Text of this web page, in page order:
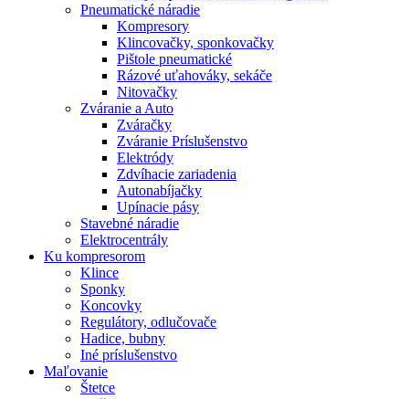
Pneumatické náradie
Kompresory
Klincovačky, sponkovačky
Pištole pneumatické
Rázové uťahováky, sekáče
Nitovačky
Zváranie a Auto
Zváračky
Zváranie Príslušenstvo
Elektródy
Zdvíhacie zariadenia
Autonabíjačky
Upínacie pásy
Stavebné náradie
Elektrocentrály
Ku kompresorom
Klince
Sponky
Koncovky
Regulátory, odlučovače
Hadice, bubny
Iné príslušenstvo
Maľovanie
Štetce